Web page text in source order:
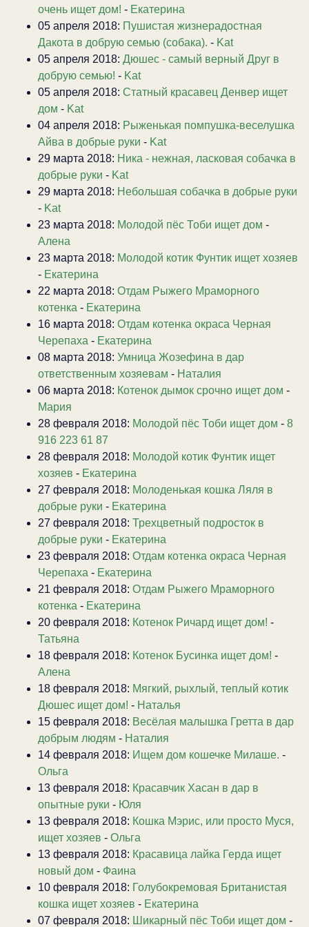
очень ищет дом! - Екатерина
05 апреля 2018: Пушистая жизнерадостная
Дакота в добрую семью (собака). - Kat
05 апреля 2018: Дюшес - самый верный Друг в
добрую семью! - Kat
05 апреля 2018: Статный красавец Денвер ищет
дом - Kat
04 апреля 2018: Рыженькая помпушка-веселушка
Айва в добрые руки - Kat
29 марта 2018: Ника - нежная, ласковая собачка в
добрые руки - Kat
29 марта 2018: Небольшая собачка в добрые руки
- Kat
23 марта 2018: Молодой пёс Тоби ищет дом -
Алена
23 марта 2018: Молодой котик Фунтик ищет хозяев
- Екатерина
22 марта 2018: Отдам Рыжего Мраморного
котенка - Екатерина
16 марта 2018: Отдам котенка окраса Черная
Черепаха - Екатерина
08 марта 2018: Умница Жозефина в дар
ответственным хозяевам - Наталия
06 марта 2018: Котенок дымок срочно ищет дом -
Мария
28 февраля 2018: Молодой пёс Тоби ищет дом - 8
916 223 61 87
28 февраля 2018: Молодой котик Фунтик ищет
хозяев - Екатерина
27 февраля 2018: Молоденькая кошка Ляля в
добрые руки - Екатерина
27 февраля 2018: Трехцветный подросток в
добрые руки - Екатерина
23 февраля 2018: Отдам котенка окраса Черная
Черепаха - Екатерина
21 февраля 2018: Отдам Рыжего Мраморного
котенка - Екатерина
20 февраля 2018: Котенок Ричард ищет дом! -
Татьяна
18 февраля 2018: Котенок Бусинка ищет дом! -
Алена
18 февраля 2018: Мягкий, рыхлый, теплый котик
Дюшес ищет дом! - Наталья
15 февраля 2018: Весёлая малышка Гретта в дар
добрым людям - Наталия
14 февраля 2018: Ищем дом кошечке Милаше. -
Ольга
13 февраля 2018: Красавчик Хасан в дар в
опытные руки - Юля
13 февраля 2018: Кошка Мэрис, или просто Муся,
ищет хозяев - Ольга
13 февраля 2018: Красавица лайка Герда ищет
новый дом - Фаина
10 февраля 2018: Голубокремовая Британистая
кошка ищет хозяев - Екатерина
07 февраля 2018: Шикарный пёс Тоби ищет дом -